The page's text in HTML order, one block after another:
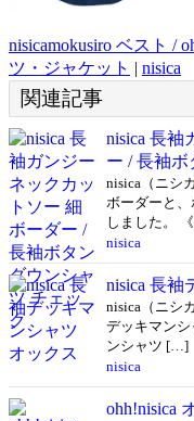
nisicamokusiro ベスト /
ツ・ジャケット | nisica
関連記事
nisica 長袖
ー / 長袖
nisica（ニシ
ボーダーと
しました。
nisica
nisica 長袖
nisica（ニシ
デッキマン
ンシャツ […]
nisica
ohh!nisica